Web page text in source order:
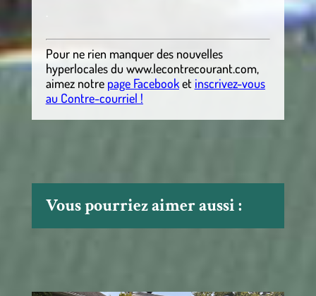
Pour ne rien manquer des nouvelles
hyperlocalesdu www.lecontrecourant.com,
aimez notre page Facebooket inscrivez-vous
au Contre-courriel !
Vous pourriez aimer aussi :